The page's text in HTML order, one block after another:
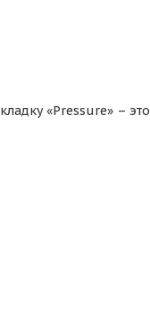
«Pressure» – это